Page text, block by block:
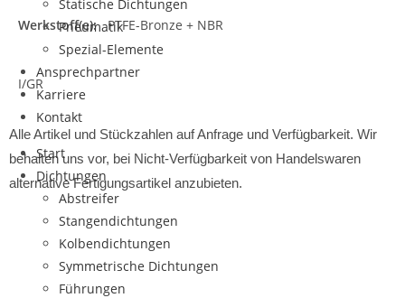
Statische Dichtungen
Pneumatik
Spezial-Elemente
Ansprechpartner
Karriere
Kontakt
Start
Dichtungen
Abstreifer
Stangendichtungen
Kolbendichtungen
Symmetrische Dichtungen
Führungen
Werkstoff(e):PTFE-Bronze + NBR
I/GR
Alle Artikel und Stückzahlen auf Anfrage und Verfügbarkeit. Wir
behalten uns vor, bei Nicht-Verfügbarkeit von Handelswaren
alternative Fertigungsartikel anzubieten.